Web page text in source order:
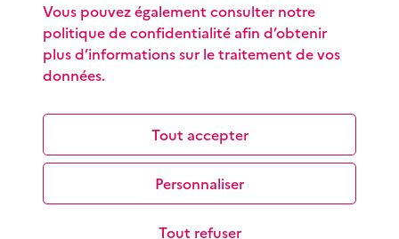
Si vous souhaitez vous abonner gratuitement à la lettre
d'information mensuelle du CLEMI, cliquezici →
Tout accepter
Tout refuser
Personnaliser
Vous pouvez également consulter notre
politique de confidentialité afin d’obtenir
plus d’informations sur le traitement de vos
données.